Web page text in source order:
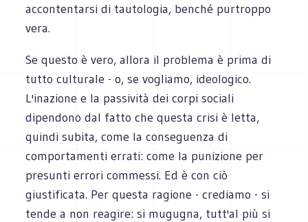
accontentarsi di tautologia, benché purtroppo
vera.
Se questo è vero, allora il problema è prima di
tutto culturale - o, se vogliamo, ideologico.
L'inazione e la passività dei corpi sociali
dipendono dal fatto che questa crisi è letta,
quindi subita, come la conseguenza di
comportamenti errati: come la punizione per
presunti errori commessi. Ed è con ciò
giustificata. Per questa ragione - crediamo - si
tende a non reagire: si mugugna, tutt'al più si